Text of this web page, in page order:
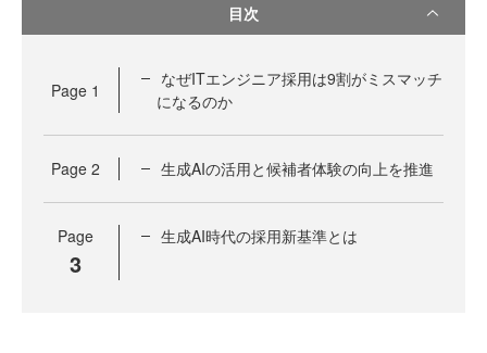
目次
Page 1
なぜITエンジニア採用は9割がミスマッチ
になるのか
Page 2 生成AIの活用と候補者体験の向上を推進
Page
3
生成AI時代の採用新基準とは